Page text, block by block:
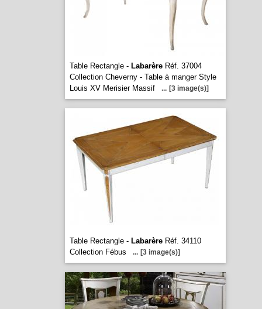
Table Rectangle - LabarèreRéf. 37004
Collection Cheverny - Table à manger Style
Louis XV Merisier Massif
... [3 image(s)]
Table Rectangle - LabarèreRéf. 34110
Collection Fébus
... [3 image(s)]